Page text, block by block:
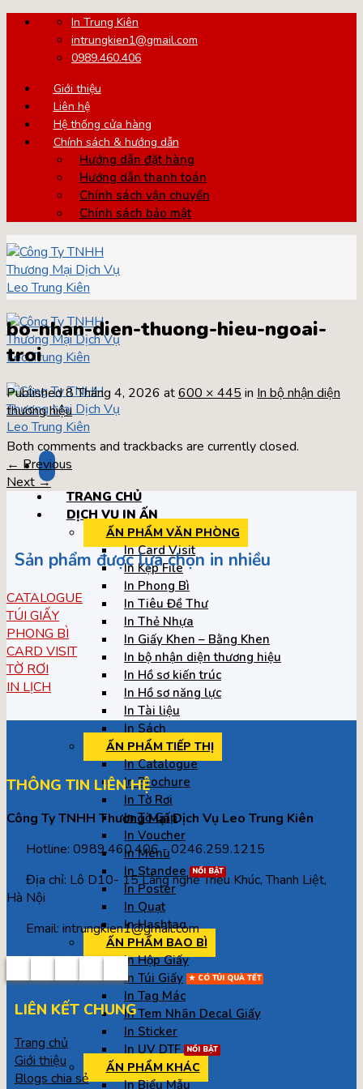
Skip
In Trung Kiên
intrungkien1@gmail.com
0989.460.406
Giới thiệu
Liên hệ
Hệ thống cửa hàng
Chính sách & hướng dẫn
Hướng dẫn đặt hàng
Hướng dẫn thanh toán
Chính sách vận chuyển
Chính sách bảo mật
TRANG CHỦ
DỊCH VỤ IN ẤN
ẤN PHẨM VĂN PHÒNG
In Card Visit
In Kẹp File
In Phong Bì
In Tiêu Đề Thư
In Thẻ Nhựa
In Giấy Khen – Bằng Khen
In bộ nhận diện thương hiệu
In Hồ sơ kiến trúc
In Hồ sơ năng lực
In Tài liệu
In Sách
ẤN PHẨM TIẾP THỊ
In Catalogue
In Brochure
In Tờ Rơi
In Tờ Gấp
In Voucher
In Menu
In Standee
In Poster
In Quạt
In Hashtag
ẤN PHẨM BAO BÌ
In Hộp Giấy
In Túi Giấy
In Tag Mác
In Tem Nhãn Decal Giấy
In Sticker
In UV DTF
ẤN PHẨM KHÁC
In Biểu Mẫu
bo-nhan-dien-thuong-hieu-ngoai-
troi
Published8 Tháng 4, 2026 at600 × 445 in In bộ nhận diện
thương hiệu
Both comments and trackbacks are currently closed.
← Previous
Next →
Sản phẩm được lựa chọn in nhiều
CATALOGUE
TÚI GIẤY
PHONG BÌ
CARD VISIT
TỜ RƠI
IN LỊCH
THÔNG TIN LIÊN HỆ
Công Ty TNHH Thương Mại Dịch Vụ Leo Trung Kiên
Hotline: 0989.460.406 - 0246.259.1215
Địa chỉ: Lô D10- 15 Làng nghề Triều Khúc, Thanh Liệt,
Hà Nội
Email: intrungkien1@gmail.com
LIÊN KẾT CHUNG
Trang chủ
Giới thiệu
Blogs chia sẻ